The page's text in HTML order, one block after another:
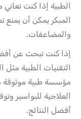
الطبية إذا كنت
المبكر يمكن أن يمنع
والمضاعفات.
إذا كنت تبحث عن
التقنيات الطبية مثل
مؤسسة طبية موثوقة
العلاجية للبواسير
أفضل النتائج.